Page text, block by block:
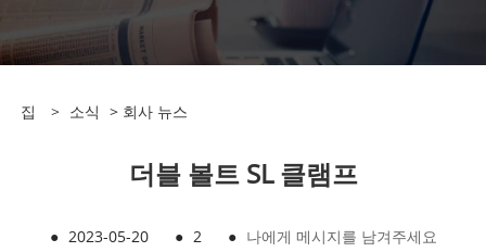
집 > 소식 > 회사 뉴스
더블 볼트 SL 클램프
● 2023-05-20 ● 2 ● 나에게 메시지를 남겨주세요